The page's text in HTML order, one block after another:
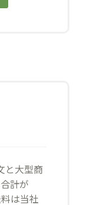
と大型商
計が
は当社